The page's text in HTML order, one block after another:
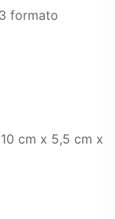
formato
10 cm x 5,5 cm x